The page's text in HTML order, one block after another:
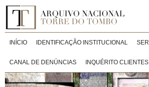
INÍCIO IDENTIFICAÇÃO INSTITUCIONAL
CANAL DE DENÚNCIAS INQUÉRITO CLIENTES